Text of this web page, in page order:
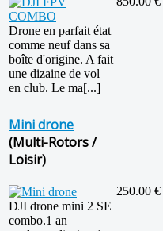
Drone en parfait état
comme neuf dans sa
boîte d'origine. A fait
une dizaine de vol
en club. Le ma[...]
Mini drone
(Multi-Rotors /
Loisir)
DJI drone mini 2 SE
combo.1 an
250.00 €